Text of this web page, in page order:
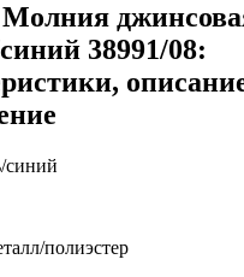
38991/08:
синий
полиэстер